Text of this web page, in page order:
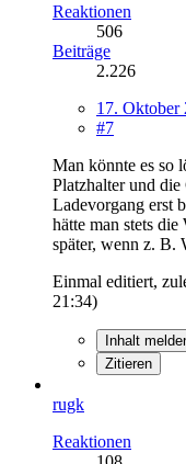
Reaktionen
506
Beiträge
2.226
17. Oktober
#7
Man könnte es so
Platzhalter und
Ladevorgang erst
hätte man stets
später, wenn z.
Einmal editiert,
21:34)
Inhalt
Zitieren
rugk
Reaktionen